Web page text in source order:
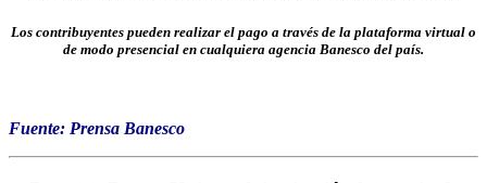
Los contribuyentes pueden realizar el pago a través de la plataforma virtual o
de modo presencial en cualquiera agencia Banesco del país.
Fuente: Prensa Banesco